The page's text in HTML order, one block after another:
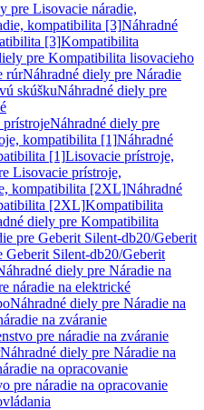
pre Lisovacie náradie,
kompatibilita [3]Náhradné
[3]Kompatibilita
pre Kompatibilita lisovacieho
rúrNáhradné diely pre Náradie
skúškuNáhradné diely pre
Náhradné diely pre
kompatibilita [1]Náhradné
[1]Lisovacie prístroje,
Lisovacie prístroje,
kompatibilita [2XL]Náhradné
[2XL]Kompatibilita
diely pre Kompatibilita
pre Geberit Silent-db20/Geberit
Geberit Silent-db20/Geberit
diely pre Náradie na
náradie na elektrické
Náhradné diely pre Náradie na
na zváranie
pre náradie na zváranie
Náhradné diely pre Náradie na
na opracovanie
pre náradie na opracovanie